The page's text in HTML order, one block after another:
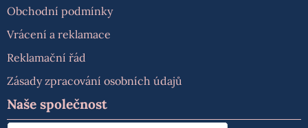
Obchodní podmínky
Vrácení a reklamace
Reklamační řád
Zásady zpracování osobních údajů
Naše společnost